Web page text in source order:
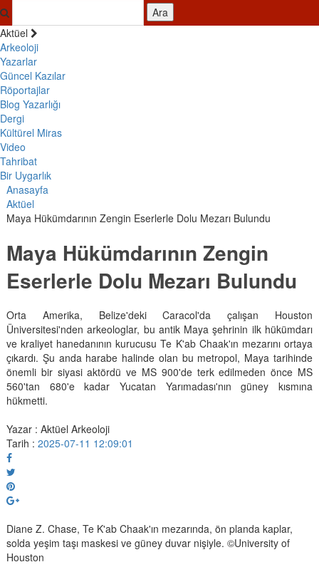
Ara
Aktüel
Arkeoloji
Yazarlar
Güncel Kazılar
Röportajlar
Blog Yazarlığı
Dergi
Kültürel Miras
Video
Tahribat
Bir Uygarlık
Anasayfa
Aktüel
Maya Hükümdarının Zengin Eserlerle Dolu Mezarı Bulundu
Maya Hükümdarının Zengin
Eserlerle Dolu Mezarı Bulundu
Orta Amerika, Belize'deki Caracol'da çalışan Houston
Üniversitesi'nden arkeologlar, bu antik Maya şehrinin ilk hükümdarı
ve kraliyet hanedanının kurucusu Te K'ab Chaak'ın mezarını ortaya
çıkardı. Şu anda harabe halinde olan bu metropol, Maya tarihinde
önemli bir siyasi aktördü ve MS 900'de terk edilmeden önce MS
560'tan 680'e kadar Yucatan Yarımadası'nın güney kısmına
hükmetti.
Yazar : Aktüel Arkeoloji
Tarih : 2025-07-11 12:09:01
Diane Z. Chase, Te K'ab Chaak'ın mezarında, ön planda kaplar,
solda yeşim taşı maskesi ve güney duvar nişiyle. ©University of
Houston